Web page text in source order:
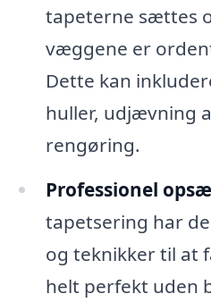
tapeterne sættes
væggene er
Dette kan
huller, udjævning
rengøring.
Professionel
tapetsering har
og teknikker til at
helt perfekt uden